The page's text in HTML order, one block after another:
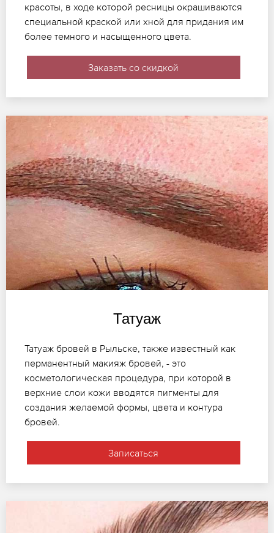
красоты, в ходе которой ресницы окрашиваются
специальной краской или хной для придания им
более темного и насыщенного цвета.
Заказать со скидкой
Татуаж
Татуаж бровей в Рыльске, также известный как
перманентный макияж бровей, - это
косметологическая процедура, при которой в
верхние слои кожи вводятся пигменты для
создания желаемой формы, цвета и контура
бровей.
Записаться